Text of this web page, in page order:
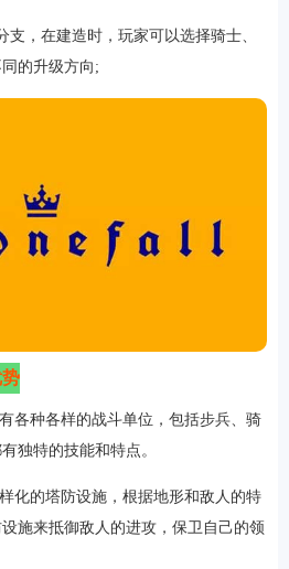
支，在建造时，玩家可以选择骑士、
的升级方向;
各种各样的战斗单位，包括步兵、骑
独特的技能和特点。
化的塔防设施，根据地形和敌人的特
施来抵御敌人的进攻，保卫自己的领